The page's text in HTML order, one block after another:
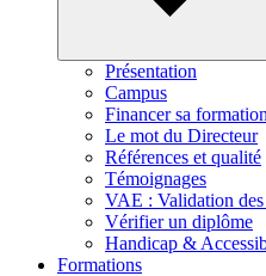
Présentation
Campus
Financer sa formation
Le mot du Directeur
Références et qualité
Témoignages
VAE : Validation
Vérifier un diplôme
Handicap &
Formations